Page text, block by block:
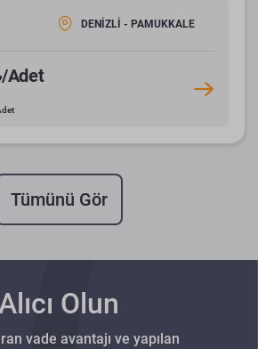
DENİZLİ - PAMUKKALE
Adet
Tümünü Gör
Alıcı Olun
vade avantajı ve yapılan